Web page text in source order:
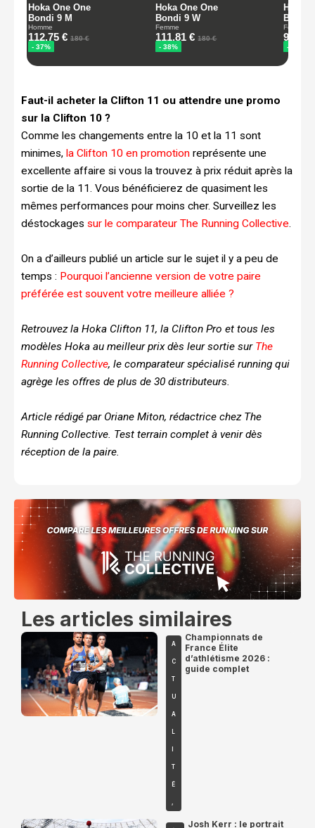
Faut-il acheter la Clifton 11 ou attendre une promo
sur la Clifton 10 ?
Comme les changements entre la 10 et la 11 sont
minimes, la Clifton 10 en promotion représente une
excellente affaire si vous la trouvez à prix réduit après la
sortie de la 11. Vous bénéficierez de quasiment les
mêmes performances pour moins cher. Surveillez les
déstockages sur le comparateur The Running Collective.
On a d’ailleurs publié un article sur le sujet il y a peu de
temps : Pourquoi l’ancienne version de votre paire
préférée est souvent votre meilleure alliée ?
Retrouvez la Hoka Clifton 11, la Clifton Pro et tous les
modèles Hoka au meilleur prix dès leur sortie sur The
Running Collective, le comparateur spécialisé running qui
agrège les offres de plus de 30 distributeurs.
Article rédigé par Oriane Miton, rédactrice chez The
Running Collective. Test terrain complet à venir dès
réception de la paire.
Les articles similaires
A
C
T
U
A
L
T
É
,
Championnats de
France Élite
d’athlétisme 2026 :
guide complet
Josh Kerr : le portrait